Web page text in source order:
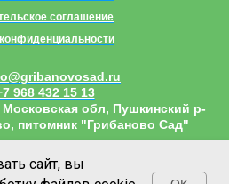
соглашение
968 432 15 13
Московская обл, Пушкинский р-
питомник "Грибаново Сад"
Наверхсайт, вы